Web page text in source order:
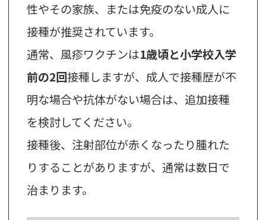
性やその家族、または免疫のない成人に
接種が推奨されています。
通常、風疹ワクチンは1歳頃と小学校入学
前の2回接種しますが、成人で接種歴が不
明な場合や抗体がない場合は、追加接種
を検討してください。
接種後、注射部位が赤くなったり腫れた
りすることがありますが、通常は数日で
治まります。